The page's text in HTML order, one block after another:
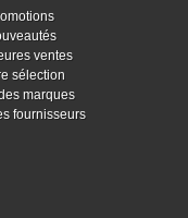
ventes
sélection
marques
fournisseurs